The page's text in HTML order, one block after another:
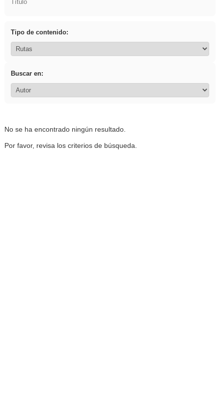
Título
Tipo de contenido:
Buscar en:
No se ha encontrado ningún resultado.
Por favor, revisa los criterios de búsqueda.